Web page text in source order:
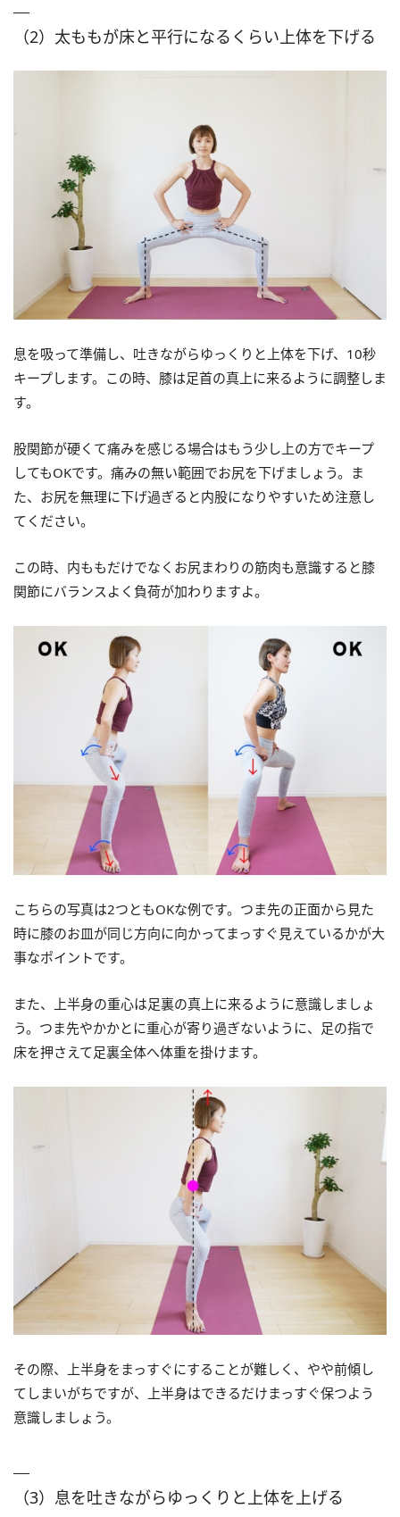
（2）太ももが床と平行になるくらい上体を下げる
息を吸って準備し、吐きながらゆっくりと上体を下げ、10秒
キープします。この時、膝は足首の真上に来るように調整しま
す。
股関節が硬くて痛みを感じる場合はもう少し上の方でキープ
してもOKです。痛みの無い範囲でお尻を下げましょう。ま
た、お尻を無理に下げ過ぎると内股になりやすいため注意し
てください。
この時、内ももだけでなくお尻まわりの筋肉も意識すると膝
関節にバランスよく負荷が加わりますよ。
こちらの写真は2つともOKな例です。つま先の正面から見た
時に膝のお皿が同じ方向に向かってまっすぐ見えているかが大
事なポイントです。
また、上半身の重心は足裏の真上に来るように意識しましょ
う。つま先やかかとに重心が寄り過ぎないように、足の指で
床を押さえて足裏全体へ体重を掛けます。
その際、上半身をまっすぐにすることが難しく、やや前傾し
てしまいがちですが、上半身はできるだけまっすぐ保つよう
意識しましょう。
（3）息を吐きながらゆっくりと上体を上げる